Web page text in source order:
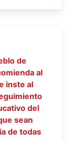
de
al
inste al
del
sean
de todas